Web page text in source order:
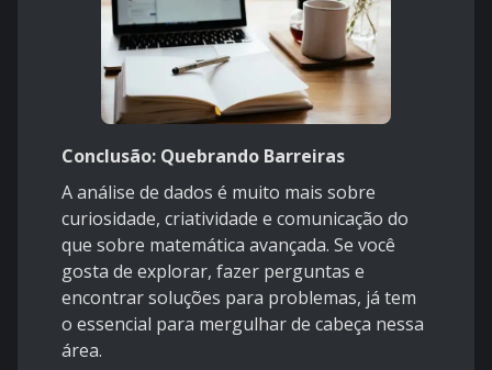
Conclusão: Quebrando Barreiras
A análise de dados é muito mais sobre
curiosidade, criatividade e comunicação do
que sobre matemática avançada. Se você
gosta de explorar, fazer perguntas e
encontrar soluções para problemas, já tem
o essencial para mergulhar de cabeça nessa
área.